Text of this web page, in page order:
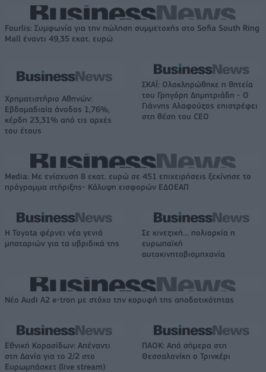
Fourlis: Συμφωνία για την πώληση συμμετοχής στο Sofia South Ring
Mall έναντι 49,35 εκατ. ευρώ
Χρηματιστήριο Αθηνών:
Εβδομαδιαία άνοδος 1,76%,
κέρδη 23,31% από τις αρχές
του έτους
ΣΚΑΪ: Ολοκληρώθηκε η θητεία
του Γρηγόρη Δημητριάδη - Ο
Γιάννης Αλαφούζος επιστρέφει
στη θέση του CEO
Media: Με ενίσχυση 8 εκατ. ευρώ σε 451 επιχειρήσεις ξεκίνησε το
πρόγραμμα στήριξης- Κάλυψη εισφορών ΕΔΟΕΑΠ
Η Toyota φέρνει νέα γενιά
μπαταριών για τα υβριδικά της
Σε κινεζική… πολιορκία η
ευρωπαϊκή
αυτοκινητοβιομηχανία
Νέο Audi A2 e-tron με στόχο την κορυφή της αποδοτικότητας
Εθνική Κορασίδων: Απέναντι
στη Δανία για το 2/2 στο
Ευρωμπάσκετ (live stream)
ΠΑΟΚ: Από σήμερα στη
Θεσσαλονίκη ο Τρινκέρι